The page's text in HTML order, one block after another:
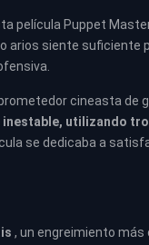
película Puppet
arios siente suficiente
cineasta de
utilizando
se dedicaba a
, un engreimiento